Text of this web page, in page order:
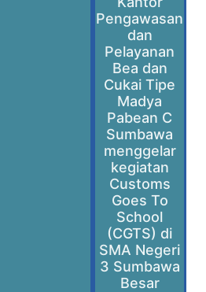
Pengawasan
dan
Pelayanan
Bea dan
Cukai Tipe
Madya
Pabean C
Sumbawa
menggelar
kegiatan
Customs
Goes To
School
(CGTS) di
SMA Negeri
3 Sumbawa
Besar